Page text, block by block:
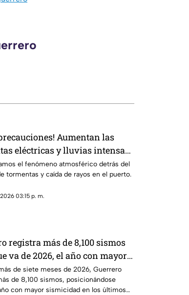
Aumentan las
eléctricas y lluvias intensas
el fenómeno atmosférico detrás del
tormentas y caída de rayos en el puerto.
03:15 p. m.
registra más de 8,100 sismos
va de 2026, el año con mayor
de los últimos cinco años
de siete meses de 2026, Guerrero
de 8,100 sismos, posicionándose
con mayor sismicidad en los últimos